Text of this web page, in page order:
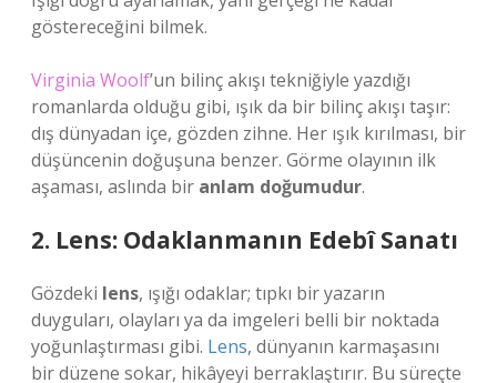
göstereceğini bilmek.
Virginia Woolf’un bilinç akışı tekniğiyle yazdığı
romanlarda olduğu gibi, ışık da bir bilinç akışı taşır:
dış dünyadan içe, gözden zihne. Her ışık kırılması, bir
düşüncenin doğuşuna benzer. Görme olayının ilk
aşaması, aslında bir anlam doğumudur.
2. Lens: Odaklanmanın Edebî Sanatı
Gözdeki lens, ışığı odaklar; tıpkı bir yazarın
duyguları, olayları ya da imgeleri belli bir noktada
yoğunlaştırması gibi. Lens, dünyanın karmaşasını
bir düzene sokar, hikâyeyi berraklaştırır. Bu süreçte